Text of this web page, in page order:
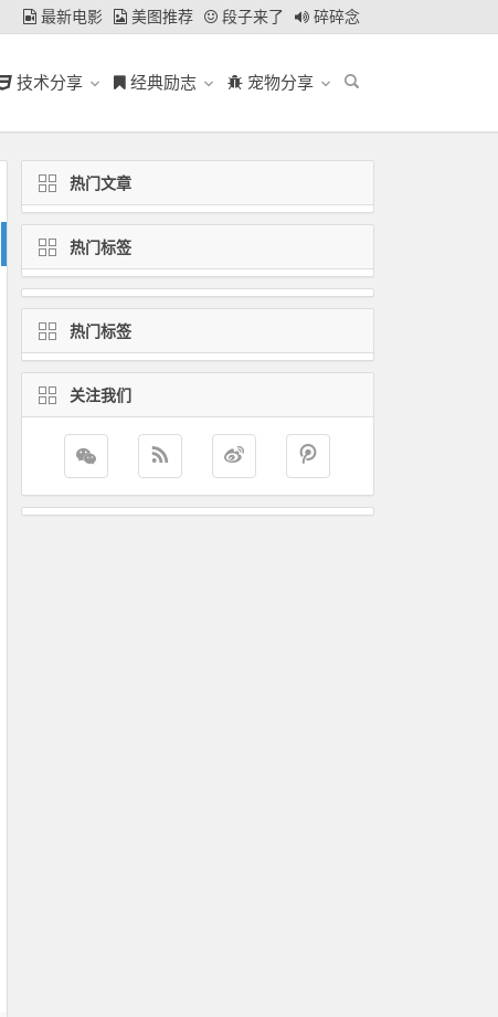
最新电影 美图推荐 段子来了 碎碎念
技术分享 经典励志 宠物分享
热门文章
热门标签
热门标签
关注我们